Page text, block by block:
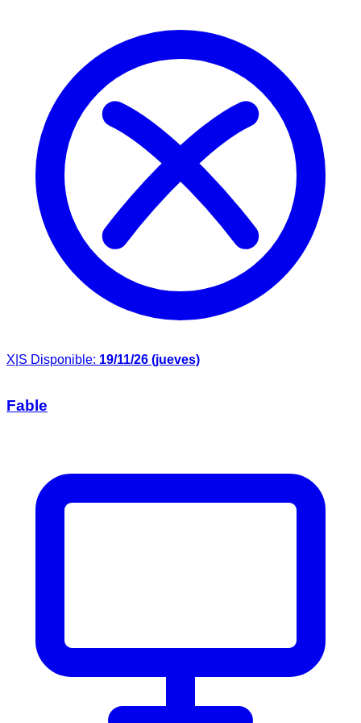
X|S Disponible: 19/11/26 (jueves)
Fable